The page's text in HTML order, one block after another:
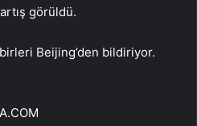
görüldü.
Beijing’den bildiriyor.